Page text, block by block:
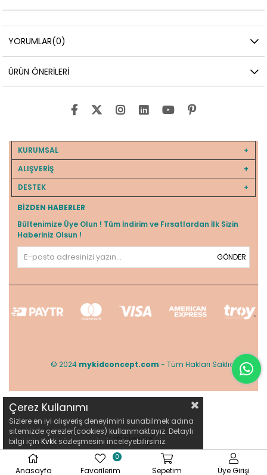
YORUMLAR(0)
ÜRÜN ÖNERILERI
KURUMSAL
ALIŞVERİŞ
DESTEK
BIZDEN HABERLER
Bültenimize Üye Olun ! Tüm İndirim ve Fırsatlardan İlk Sizin
Haberiniz Olsun !
GÖNDER
© 2024 mykidconcept.com - Tüm Hakları Saklıdır.
Çerez Kullanımı
Sizlere en iyi alışveriş deneyimini sunabilmek adına
sitemizde çerezler(cookies) kullanmaktayız. Detaylı
bilgi için Kvkk sözleşmesini inceleyebilirsiniz.
Anasayfa Favorilerim
0
Sepetim Üye Girişi